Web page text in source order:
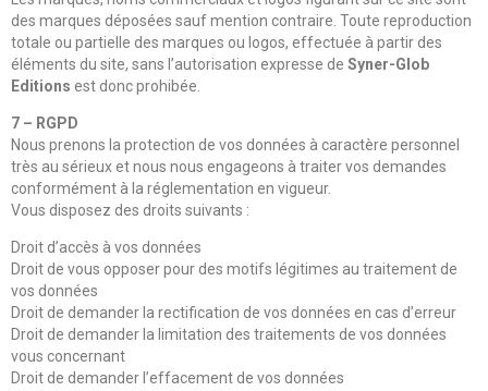
des marques déposées sauf mention contraire. Toute reproduction
totale ou partielle des marques ou logos, effectuée à partir des
éléments du site, sans l’autorisation expresse de Syner-Glob
Editions est donc prohibée.
7 – RGPD
Nous prenons la protection de vos données à caractère personnel
très au sérieux et nous nous engageons à traiter vos demandes
conformément à la réglementation en vigueur.
Vous disposez des droits suivants :
Droit d’accès à vos données
Droit de vous opposer pour des motifs légitimes au traitement de
vos données
Droit de demander la rectification de vos données en cas d’erreur
Droit de demander la limitation des traitements de vos données
vous concernant
Droit de demander l’effacement de vos données